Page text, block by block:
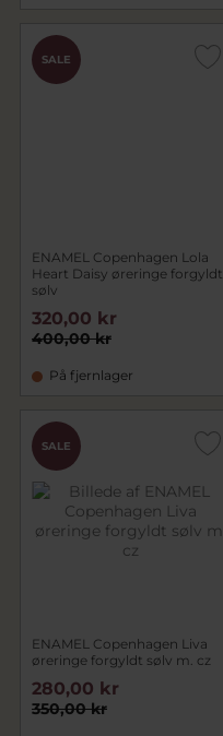
SALE
ENAMEL Copenhagen Lola
Heart Daisy øreringe forgyldt
sølv
400,00 kr
320,00 kr
På fjernlager
SALE
ENAMEL Copenhagen Liva
øreringe forgyldt sølv m. cz
350,00 kr
280,00 kr